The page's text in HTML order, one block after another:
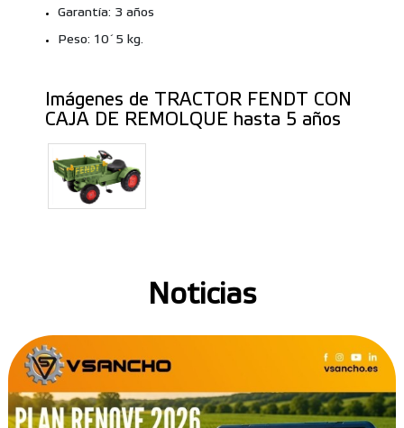
Garantía: 3 años
Peso: 10´5 kg.
Imágenes de TRACTOR FENDT CON
CAJA DE REMOLQUE hasta 5 años
Noticias